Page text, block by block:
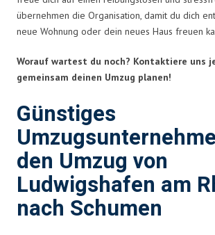
übernehmen die Organisation, damit du dich
neue Wohnung oder dein neues Haus freuen
Worauf wartest du noch? Kontaktiere uns
gemeinsam deinen Umzug planen!
Günstiges
den Umzug von
Ludwigshafen am
nach Schumen